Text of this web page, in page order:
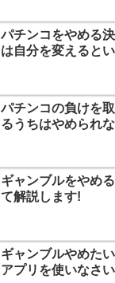
パチンコをやめる
は自分を変えると
パチンコの負けを
るうちはやめられ
ギャンブルをやめ
て解説します!
ギャンブルやめた
アプリを使いなさ